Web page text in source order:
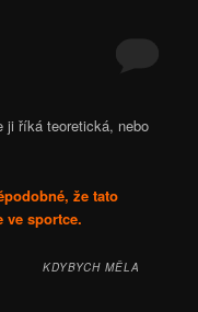
ji říká teoretická, nebo
že tato
ve sportce.
KDYBYCH MĚLA